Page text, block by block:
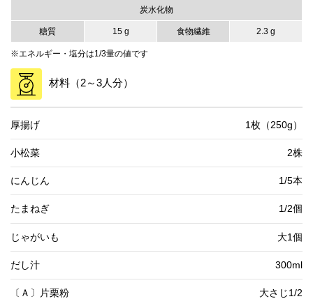
炭水化物
糖質 15 g 食物繊維 2.3 g
※エネルギー・塩分は1/3量の値です
材料（2～3人分）
厚揚げ 1枚（250g）
小松菜 2株
にんじん 1/5本
たまねぎ 1/2個
じゃがいも 大1個
だし汁 300ml
〔Ａ〕片栗粉 大さじ1/2